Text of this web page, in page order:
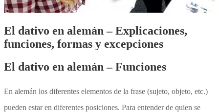
El dativo en alemán – Explicaciones,
funciones, formas y excepciones
El dativo en alemán – Funciones
En alemán los diferentes elementos de la frase (sujeto, objeto, etc.)
pueden estar en diferentes posiciones. Para entender de quien se